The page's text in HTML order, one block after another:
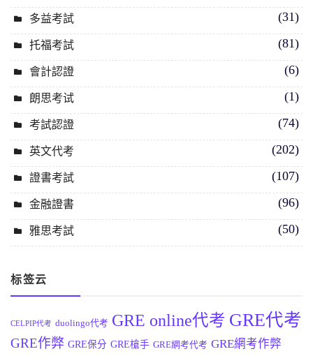
多益考試 (31)
托福考試 (81)
會計認證 (6)
朗思考试 (1)
考試認證 (74)
英文代考 (202)
證書考試 (107)
金融證書 (96)
雅思考試 (50)
标签云
CELPIP代考 duolingo代考 GRE online代考 GRE代考
GRE作弊 GRE保分 GRE槍手 GRE網考代考 GRE網考作弊